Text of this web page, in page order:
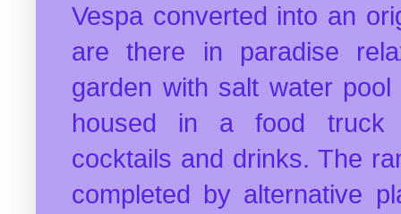
Vespa converted into an
are there in paradise
garden with salt water
housed in a food truck
cocktails and drinks. The
completed by alternative